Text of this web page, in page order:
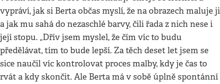
vypráví, jak si Berta občas myslí, že na obrazech maluje ji
a jak mu sahá do nezaschlé barvy, čili řada z nich nese i
její stopu. „Dřív jsem myslel, že čím víc to budu
předělávat, tím to bude lepší. Za těch deset let jsem se
sice naučil víc kontrolovat proces malby, kdy je čas to
rvát a kdy skončit. Ale Berta má v sobě úplně spontánní